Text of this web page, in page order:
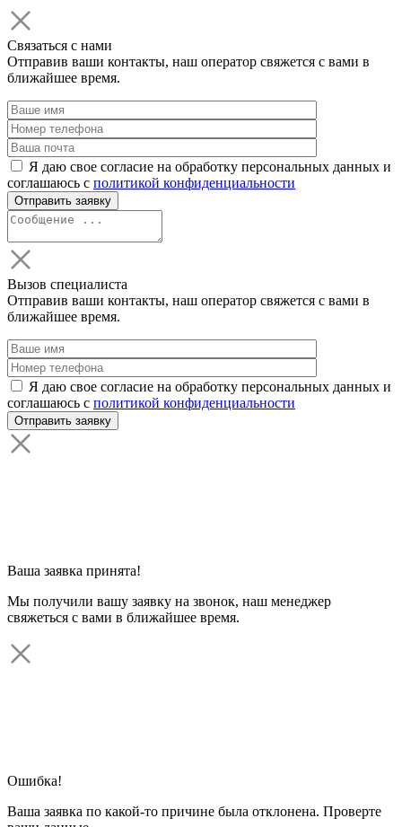
Связаться с нами
Отправив ваши контакты, наш оператор свяжется с вами в
ближайшее время.
Я даю свое согласие на обработку персональных данных и
соглашаюсь с политикой конфиденциальности
Вызов специалиста
Отправив ваши контакты, наш оператор свяжется с вами в
ближайшее время.
Я даю свое согласие на обработку персональных данных и
соглашаюсь с политикой конфиденциальности
Ваша заявка принята!
Мы получили вашу заявку на звонок, наш менеджер
свяжеться с вами в ближайшее время.
Ошибка!
Ваша заявка по какой-то причине была отклонена. Проверте